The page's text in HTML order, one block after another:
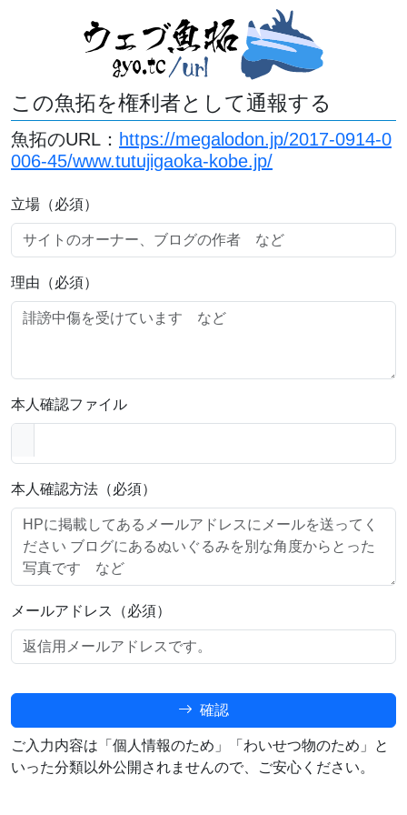
この魚拓を権利者として通報する
魚拓のURL： https://megalodon.jp/2017-0914-0
006-45/www.tutujigaoka-kobe.jp/
立場（必須）
理由（必須）
本人確認ファイル
本人確認方法（必須）
メールアドレス（必須）
確認
ご入力内容は「個人情報のため」「わいせつ物のため」と
いった分類以外公開されませんので、ご安心ください。